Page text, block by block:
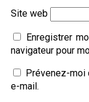
Site web
Enregistrer
navigateur pour
Prévenez-moi
e-mail.